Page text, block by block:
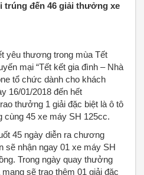
trúng đến 46 giải thưởng xe
yêu thương trong mùa Tết
mại “Tết kết gia đình – Nhà
tổ chức dành cho khách
16/01/2018 đến hết
thưởng 1 giải đặc biệt là ô tô
cùng 45 xe máy SH 125cc.
45 ngày diễn ra chương
sẽ nhận ngay 01 xe máy SH
Trong ngày quay thưởng
sẽ trao thêm 01 giải đặc